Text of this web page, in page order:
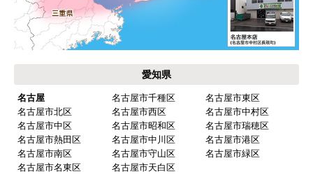
【その他感想・コメント】
保証書に添付する工事店の証明もきちんと対応し
次に何か交換タイミングが来たら、一番の候補先
業者さんです。
ピングーヒサコさん
2025年10月30日 14:53
愛知県
名古屋 名古屋市千種区
名古屋市東区
名古屋市北区
名古屋市西区
名古屋市中村区
名古屋市中区
名古屋市昭和区
名古屋市瑞穂区
名古屋市熱田区
名古屋市中川区
名古屋市港区
名古屋市南区
名古屋市守山区
名古屋市緑区
名古屋市名東区
名古屋市天白区